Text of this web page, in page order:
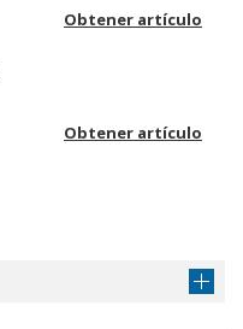
Obtener artículo
Obtener artículo